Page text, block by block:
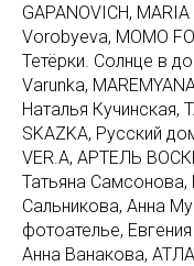
GAPANOVICH,
Vorobyeva, MOMO
Тетёрки. Солнце в
Varunka,
Наталья Кучинская,
SKAZKA, Русский
VER.A, АРТЕЛЬ
Татьяна Самсонова,
Сальникова, Анна
фотоателье,
Анна Ванакова,